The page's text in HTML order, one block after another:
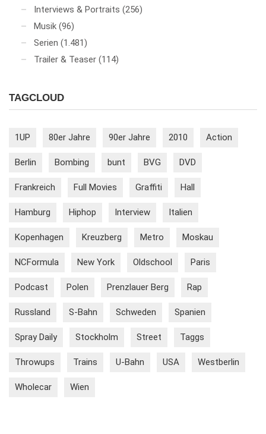
Interviews & Portraits (256)
Musik (96)
Serien (1.481)
Trailer & Teaser (114)
TAGCLOUD
1UP 80er Jahre 90er Jahre 2010 Action
Berlin Bombing bunt BVG DVD
Frankreich Full Movies Graffiti Hall
Hamburg Hiphop Interview Italien
Kopenhagen Kreuzberg Metro Moskau
NCFormula New York Oldschool Paris
Podcast Polen Prenzlauer Berg Rap
Russland S-Bahn Schweden Spanien
Spray Daily Stockholm Street Taggs
Throwups Trains U-Bahn USA Westberlin
Wholecar Wien